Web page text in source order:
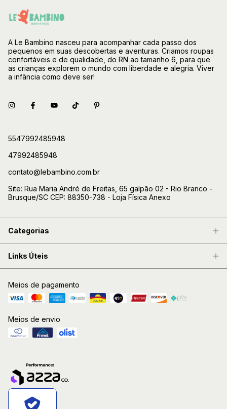
A Le Bambino nasceu para acompanhar cada passo dos
pequenos em suas descobertas e aventuras. Criamos roupas
confortáveis e de qualidade, do RN ao tamanho 6, para que
as crianças explorem o mundo com liberdade e alegria. Viver
a infância como deve ser!
5547992485948
47992485948
contato@lebambino.com.br
Site: Rua Maria André de Freitas, 65 galpão 02 - Rio Branco -
Brusque/SC CEP: 88350-738 - Loja Física Anexo
Categorias
Links Úteis
Meios de pagamento
Meios de envio